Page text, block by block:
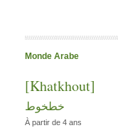
Monde Arabe
[Khatkhout]
خطخوط
À partir de 4 ans